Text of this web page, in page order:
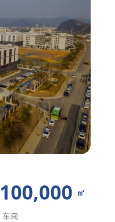
100,000 ㎡
车间